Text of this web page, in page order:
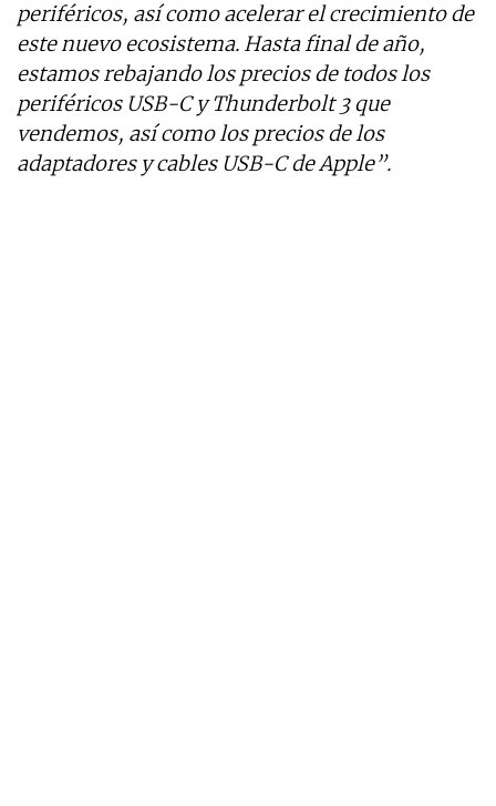
periféricos, así como acelerar el crecimiento de
este nuevo ecosistema. Hasta final de año,
estamos rebajando los precios de todos los
periféricos USB-C y Thunderbolt 3 que
vendemos, así como los precios de los
adaptadores y cables USB-C de Apple”.